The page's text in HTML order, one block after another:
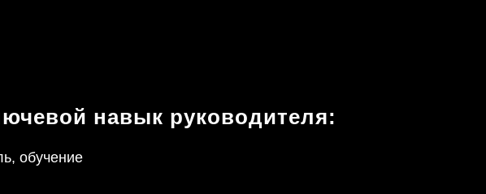
навык руководителя:
обучение